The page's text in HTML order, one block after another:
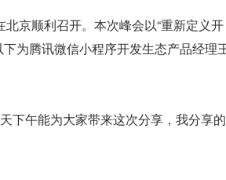
京顺利召开。本次峰会以“重新定义开
为腾讯微信小程序开发生态产品经理
下午能为大家带来这次分享，我分享的